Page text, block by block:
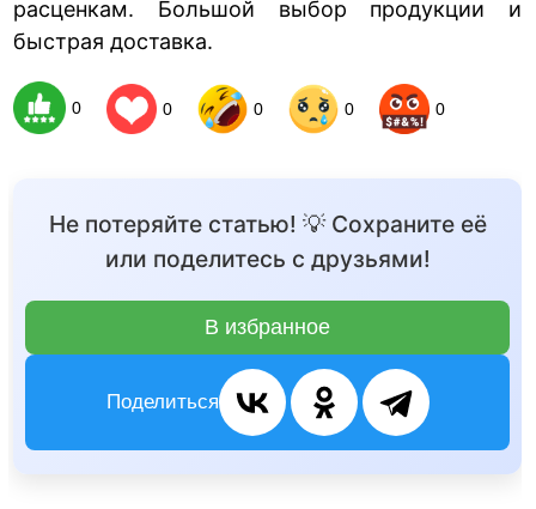
расценкам. Большой выбор продукции и
быстрая доставка.
0 0 0 0 0
Не потеряйте статью! 💡 Сохраните её
или поделитесь с друзьями!
В избранное
Поделиться